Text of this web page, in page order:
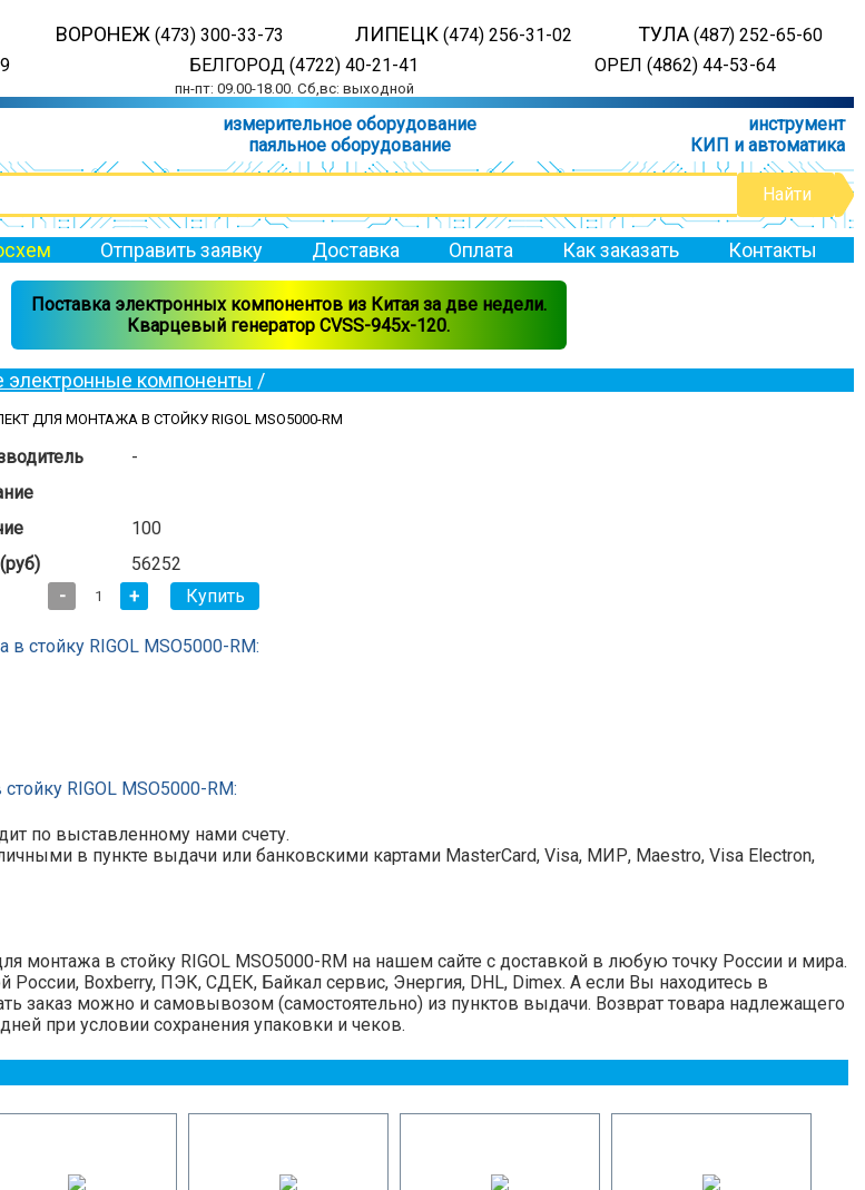
ВОРОНЕЖ (473) 300-33-73 ЛИПЕЦК (474) 256-31-02 ТУЛА (487) 252-65-60
БЕЛГОРОД (4722) 40-21-41 ОРЕЛ (4862) 44-53-64
пн-пт: 09.00-18.00. Сб,вс: выходной
измерительное оборудование
инструмент
паяльное оборудование КИП и автоматика
Отправить заявку Доставка Оплата Как заказать Контакты
Поставка электронных компонентов из Китая за две недели.
Кварцевый генератор CVSS-945x-120.
электронные компоненты /
ДЛЯ МОНТАЖА В СТОЙКУ RIGOL MSO5000-RM
-
100
56252
-
+
стойку RIGOL MSO5000-RM:
RIGOL MSO5000-RM:
по выставленному нами счету.
в пункте выдачи или банковскими картами MasterCard, Visa, МИР, Maestro, Visa Electron,
монтажа в стойку RIGOL MSO5000-RM на нашем сайте с доставкой в любую точку России и мира.
России, Boxberry, ПЭК, СДЕК, Байкал сервис, Энергия, DHL, Dimex. А если Вы находитесь в
заказ можно и самовывозом (самостоятельно) из пунктов выдачи. Возврат товара надлежащего
при условии сохранения упаковки и чеков.